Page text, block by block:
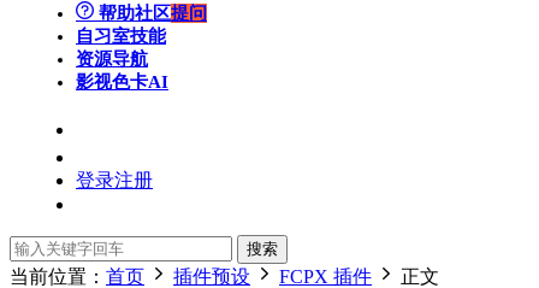
帮助社区提问
自习室技能
资源导航
影视色卡AI
登录注册
搜索
当前位置： 首页 插件预设 FCPX 插件 正文